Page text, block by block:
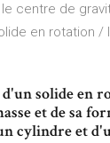
centre de
en rotation /
solide en
et de sa
cylindre et